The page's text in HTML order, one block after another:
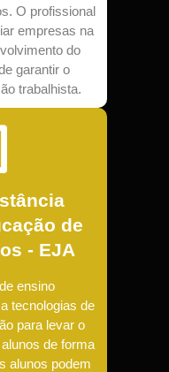
O profissional
empresas na
do
garantir o
trabalhista.
de
- EJA
ensino
tecnologias de
para levar o
de forma
alunos podem